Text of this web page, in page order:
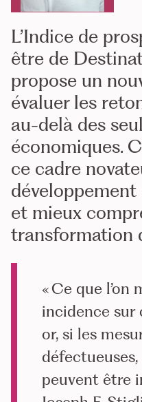
L’Indice de
être de
propose un
évaluer les
au-delà des
économiques.
ce cadre
et mieux
transformation
« Ce que l’on
incidence sur
or, si les
peuvent être